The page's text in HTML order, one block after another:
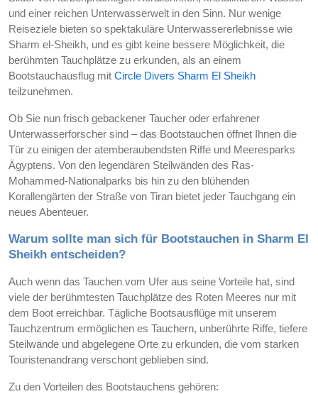
und einer reichen Unterwasserwelt in den Sinn. Nur wenige
Reiseziele bieten so spektakuläre Unterwassererlebnisse wie
Sharm el-Sheikh, und es gibt keine bessere Möglichkeit, die
berühmten Tauchplätze zu erkunden, als an einem
Bootstauchausflug mit Circle Divers Sharm El Sheikh
teilzunehmen.
Ob Sie nun frisch gebackener Taucher oder erfahrener
Unterwasserforscher sind – das Bootstauchen öffnet Ihnen die
Tür zu einigen der atemberaubendsten Riffe und Meeresparks
Ägyptens. Von den legendären Steilwänden des Ras-
Mohammed-Nationalparks bis hin zu den blühenden
Korallengärten der Straße von Tiran bietet jeder Tauchgang ein
neues Abenteuer.
Warum sollte man sich für Bootstauchen in Sharm El
Sheikh entscheiden?
Auch wenn das Tauchen vom Ufer aus seine Vorteile hat, sind
viele der berühmtesten Tauchplätze des Roten Meeres nur mit
dem Boot erreichbar. Tägliche Bootsausflüge mit unserem
Tauchzentrum ermöglichen es Tauchern, unberührte Riffe, tiefere
Steilwände und abgelegene Orte zu erkunden, die vom starken
Touristenandrang verschont geblieben sind.
Zu den Vorteilen des Bootstauchens gehören: